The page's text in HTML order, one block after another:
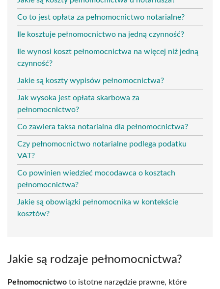
Co to jest opłata za pełnomocnictwo notarialne?
Ile kosztuje pełnomocnictwo na jedną czynność?
Ile wynosi koszt pełnomocnictwa na więcej niż jedną
czynność?
Jakie są koszty wypisów pełnomocnictwa?
Jak wysoka jest opłata skarbowa za
pełnomocnictwo?
Co zawiera taksa notarialna dla pełnomocnictwa?
Czy pełnomocnictwo notarialne podlega podatku
VAT?
Co powinien wiedzieć mocodawca o kosztach
pełnomocnictwa?
Jakie są obowiązki pełnomocnika w kontekście
kosztów?
Jakie są rodzaje pełnomocnictwa?
Pełnomocnictwo to istotne narzędzie prawne, które